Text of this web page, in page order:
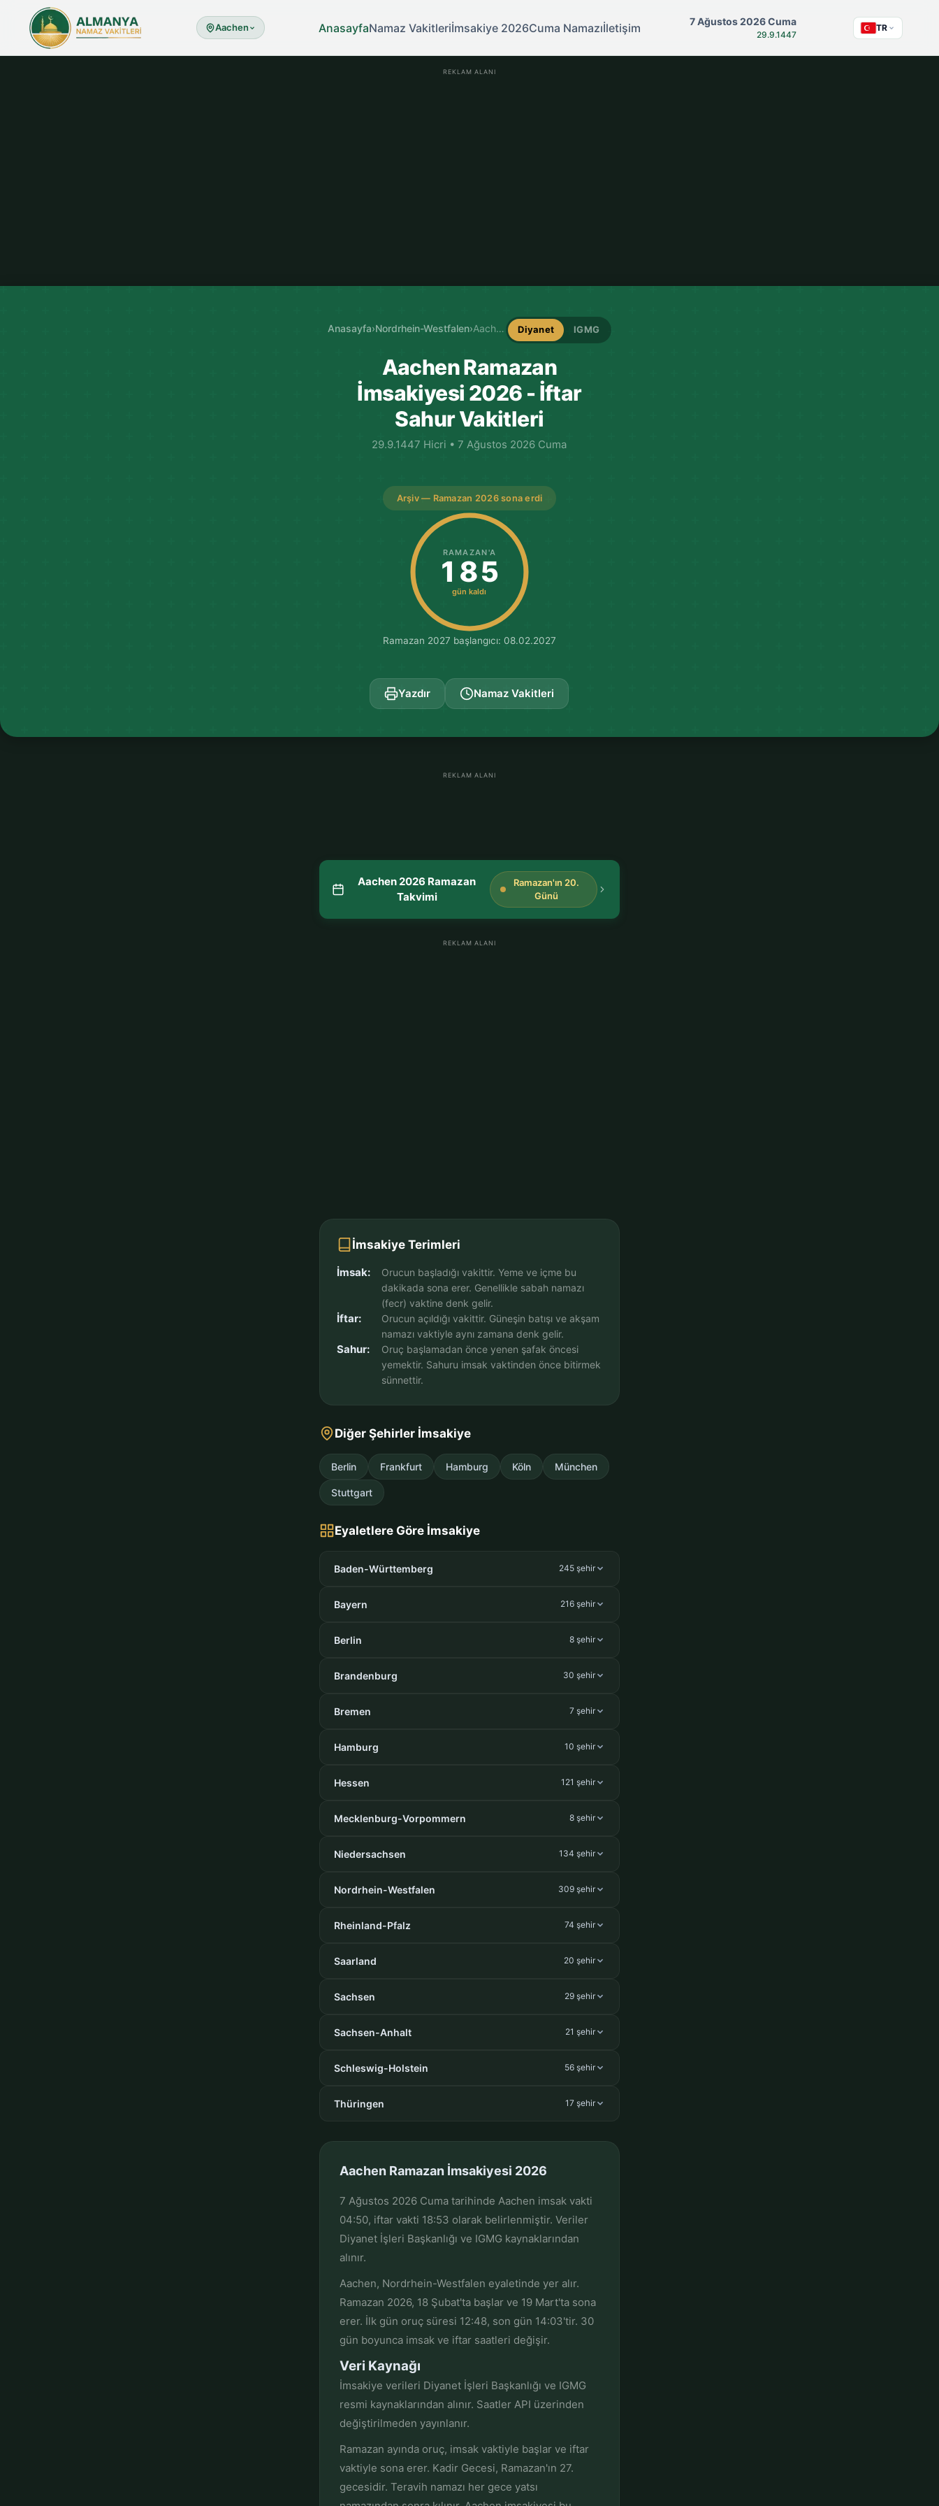
Aachen AnasayfaNamaz Vakitleriİmsakiye 2026Cuma Namazıİletişim 7 Ağustos 2026 Cuma
29.9.1447
TR
REKLAM ALANI
Anasayfa›Nordrhein-Westfalen› Aachen İmsakiye Diyanet IGMG
Aachen Ramazan
İmsakiyesi 2026 - İftar
Sahur Vakitleri
29.9.1447 Hicri • 7 Ağustos 2026 Cuma
Arşiv — Ramazan 2026 sona erdi
RAMAZAN'A
185
gün kaldı
Ramazan 2027 başlangıcı: 08.02.2027
Yazdır Namaz Vakitleri
REKLAM ALANI
Aachen 2026 Ramazan
Takvimi
Ramazan'ın 20.
Günü
REKLAM ALANI
İmsakiye Terimleri
İmsak:
Orucun başladığı vakittir. Yeme ve içme bu
dakikada sona erer. Genellikle sabah namazı
(fecr) vaktine denk gelir.
İftar:
Orucun açıldığı vakittir. Güneşin batışı ve akşam
namazı vaktiyle aynı zamana denk gelir.
Sahur:
Oruç başlamadan önce yenen şafak öncesi
yemektir. Sahuru imsak vaktinden önce bitirmek
sünnettir.
Diğer Şehirler İmsakiye
Berlin Frankfurt Hamburg Köln München
Stuttgart
Eyaletlere Göre İmsakiye
Baden-Württemberg 245 şehir
Bayern 216 şehir
Berlin 8 şehir
Brandenburg 30 şehir
Bremen 7 şehir
Hamburg 10 şehir
Hessen 121 şehir
Mecklenburg-Vorpommern 8 şehir
Niedersachsen 134 şehir
Nordrhein-Westfalen 309 şehir
Rheinland-Pfalz 74 şehir
Saarland 20 şehir
Sachsen 29 şehir
Sachsen-Anhalt 21 şehir
Schleswig-Holstein 56 şehir
Thüringen 17 şehir
Aachen Ramazan İmsakiyesi 2026
7 Ağustos 2026 Cuma tarihinde Aachen imsak vakti
04:50, iftar vakti 18:53 olarak belirlenmiştir. Veriler
Diyanet İşleri Başkanlığı ve IGMG kaynaklarından
alınır.
Aachen, Nordrhein-Westfalen eyaletinde yer alır.
Ramazan 2026, 18 Şubat'ta başlar ve 19 Mart'ta sona
erer. İlk gün oruç süresi 12:48, son gün 14:03'tir. 30
gün boyunca imsak ve iftar saatleri değişir.
Veri Kaynağı
İmsakiye verileri Diyanet İşleri Başkanlığı ve IGMG
resmi kaynaklarından alınır. Saatler API üzerinden
değiştirilmeden yayınlanır.
Ramazan ayında oruç, imsak vaktiyle başlar ve iftar
vaktiyle sona erer. Kadir Gecesi, Ramazan'ın 27.
gecesidir. Teravih namazı her gece yatsı